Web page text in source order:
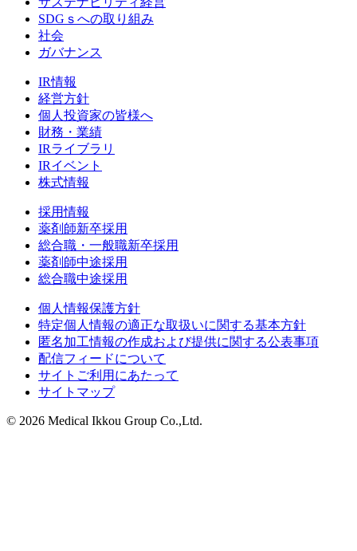
SDGｓへの取り組み
社会
ガバナンス
IR情報
経営方針
個人投資家の皆様へ
財務・業績
IRライブラリ
IRイベント
株式情報
採用情報
薬剤師新卒採用
総合職・一般職新卒採用
薬剤師中途採用
総合職中途採用
個人情報保護方針
特定個人情報の適正な取扱いに関する基本方針
匿名加工情報の作成および提供に関する公表事項
配信フィードについて
サイトご利用にあたって
サイトマップ
© 2026 Medical Ikkou Group Co.,Ltd.